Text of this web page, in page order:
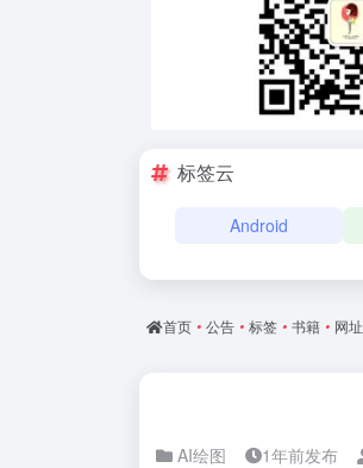
标签云
Android
首页 • 公告 • 标签 • 书籍 • 网址
AI绘图 1年前发布